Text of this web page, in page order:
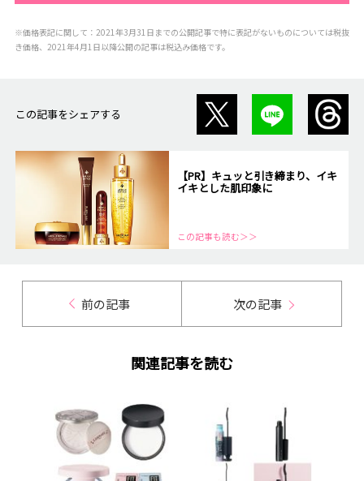
※価格表記に関して：2021年3月31日までの公開記事で特に表記がないものについては税抜
き価格、2021年4月1日以降公開の記事は税込み価格です。
この記事をシェアする
【PR】キュッと引き締まり、イキ
イキとした肌印象に
この記事も読む＞＞
前の記事 次の記事
関連記事を読む